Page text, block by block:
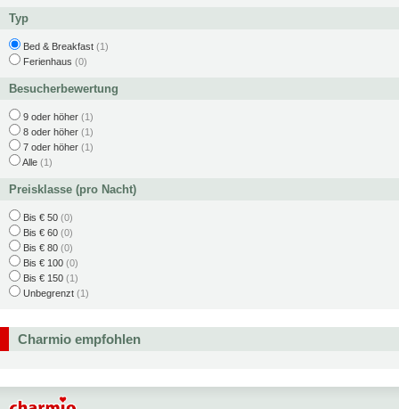
Typ
Bed & Breakfast (1)
Ferienhaus (0)
Besucherbewertung
9 oder höher (1)
8 oder höher (1)
7 oder höher (1)
Alle (1)
Preisklasse (pro Nacht)
Bis € 50 (0)
Bis € 60 (0)
Bis € 80 (0)
Bis € 100 (0)
Bis € 150 (1)
Unbegrenzt (1)
Charmio empfohlen